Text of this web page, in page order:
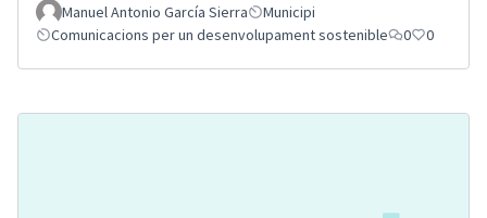
Manuel Antonio García Sierra
Municipi
Comunicacions per un desenvolupament sostenible
0 0